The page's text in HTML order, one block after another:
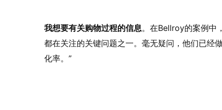
我想要有关购物过程的信息。在Bellroy的案例中
都在关注的关键问题之一。毫无疑问，他们已经
化率。”